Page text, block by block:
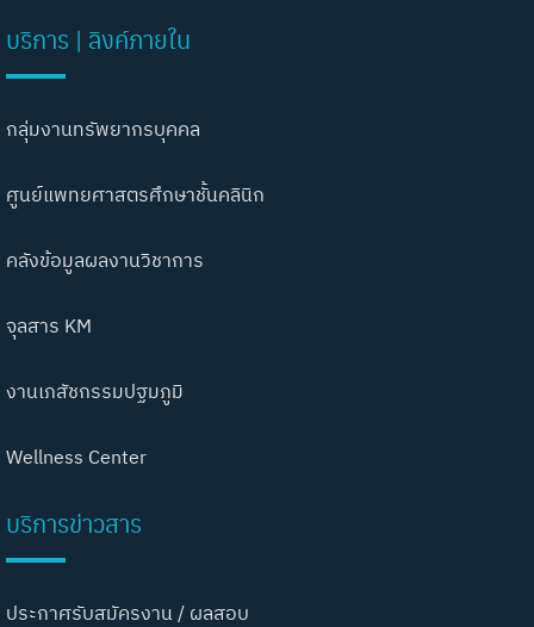
บริการ | ลิงค์ภายใน
กลุ่มงานทรัพยากรบุคคล
ศูนย์แพทยศาสตรศึกษาชั้นคลินิก
คลังข้อมูลผลงานวิชาการ
จุลสาร KM
งานเภสัชกรรมปฐมภูมิ
Wellness Center
บริการข่าวสาร
ประกาศรับสมัครงาน / ผลสอบ